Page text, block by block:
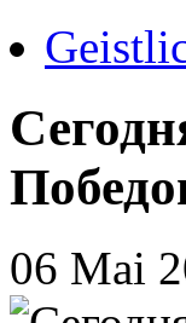
06 Mai